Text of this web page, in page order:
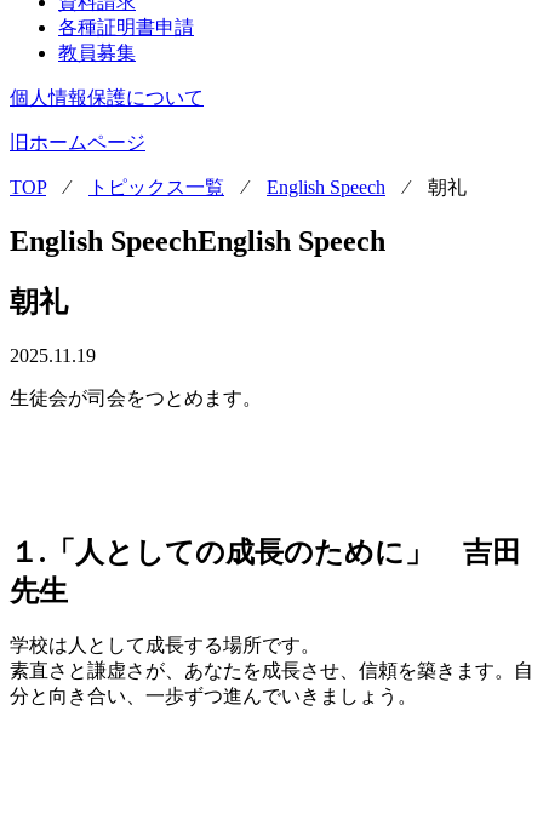
各種証明書申請
教員募集
個人情報保護について
旧ホームページ
TOP⁄ トピックス一覧 ⁄ English Speech ⁄ 朝礼
English SpeechEnglish Speech
朝礼
2025.11.19
生徒会が司会をつとめます。
１ . 「 人としての成長のために 」 吉田
先生
学校は人として成長する場所です。
素直さと謙虚さが、あなたを成長させ、信頼を築きます。自
分と向き合い、一歩ずつ進んでいきましょう。